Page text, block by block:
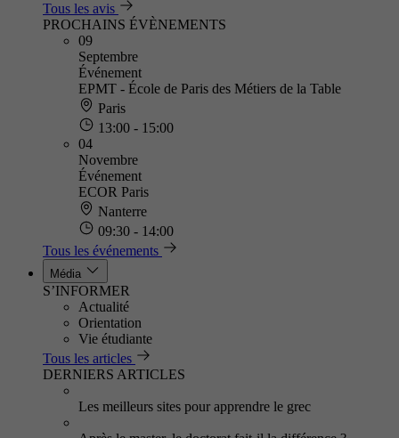
Tous les avis
PROCHAINS ÉVÈNEMENTS
09
Septembre
Événement
EPMT - École de Paris des Métiers de la Table
Paris
13:00 - 15:00
04
Novembre
Événement
ECOR Paris
Nanterre
09:30 - 14:00
Tous les événements
Média
S’INFORMER
Actualité
Orientation
Vie étudiante
Tous les articles
DERNIERS ARTICLES
Les meilleurs sites pour apprendre le grec